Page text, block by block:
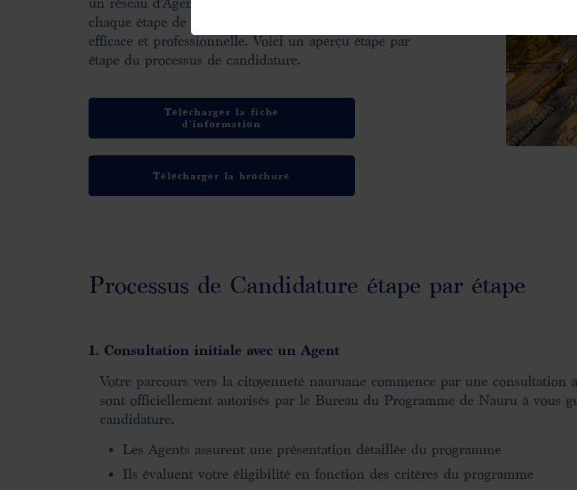
chaque étape de la candidature soit traitée de manière
efficace et professionnelle. Voici un aperçu étape par
étape du processus de candidature.
Télécharger la fiche
d’information
Télécharger la brochure
Processus de Candidature étape par étape
1. Consultation initiale avec un Agent
Votre parcours vers la citoyenneté nauruane commence par une consultation
sont officiellement autorisés par le Bureau du Programme de Nauru à vous
candidature.
Les Agents assurent une présentation détaillée du programme
Ils évaluent votre éligibilité en fonction des critères du programme